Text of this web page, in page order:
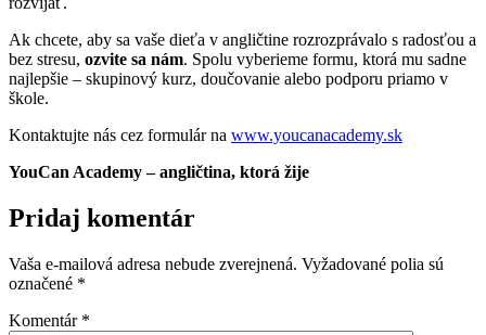
Ak chcete, aby sa vaše dieťa v angličtine rozrozprávalo s radosťou a
bez stresu, ozvite sa nám. Spolu vyberieme formu, ktorá mu sadne
najlepšie – skupinový kurz, doučovanie alebo podporu priamo v
škole.
Kontaktujte nás cez formulár na www.youcanacademy.sk
YouCan Academy – angličtina, ktorá žije
Pridaj komentár
Vaša e-mailová adresa nebude zverejnená. Vyžadované polia sú
označené *
Komentár *